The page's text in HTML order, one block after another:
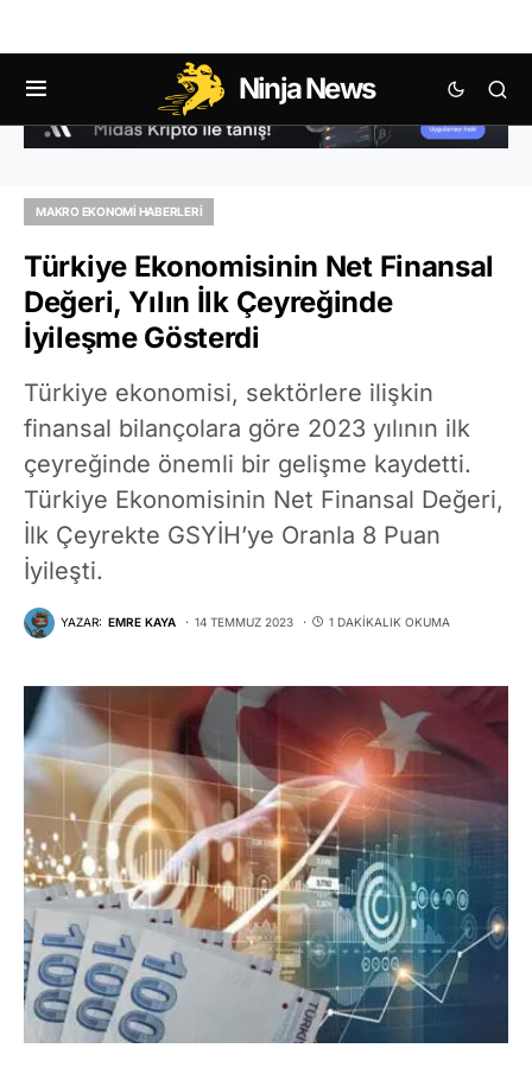
Ninja News
MAKRO EKONOMI HABERLERI
Türkiye Ekonomisinin Net Finansal
Değeri, Yılın İlk Çeyreğinde
İyileşme Gösterdi
Türkiye ekonomisi, sektörlere ilişkin
finansal bilançolara göre 2023 yılının ilk
çeyreğinde önemli bir gelişme kaydetti.
Türkiye Ekonomisinin Net Finansal Değeri,
İlk Çeyrekte GSYİH’ye Oranla 8 Puan
İyileşti.
YAZAR: EMRE KAYA 14 TEMMUZ 2023 1 DAKIKALIK OKUMA